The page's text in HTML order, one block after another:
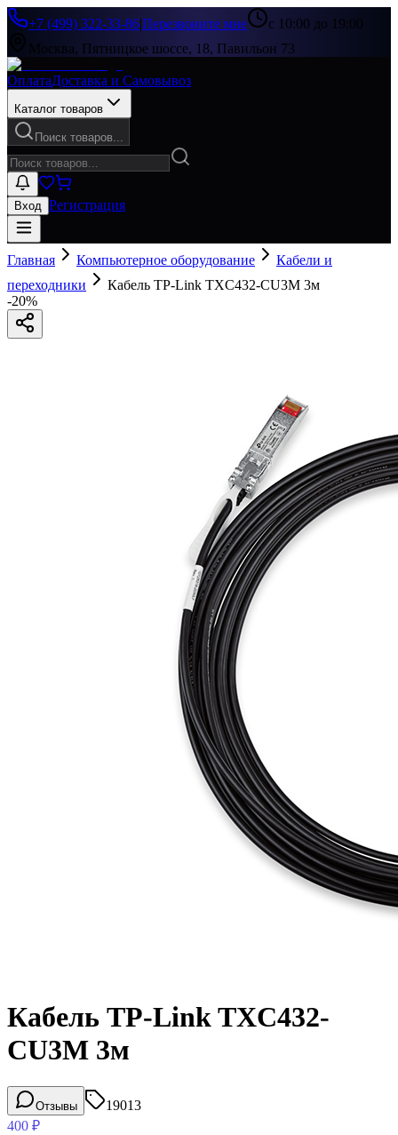
+7 (499) 322-33-86|Перезвоните мне
с 10:00 до 19:00
Москва, Пятницкое шоссе, 18, Павильон 73
ОплатаДоставка и Самовывоз
Каталог товаров
Поиск товаров...
Вход Регистрация
Главная Компьютерное оборудование
Кабели и
переходники
Кабель TP-Link TXC432-CU3M 3м
-20%
Кабель TP-Link TXC432-
CU3M 3м
Отзывы
19013
400 ₽